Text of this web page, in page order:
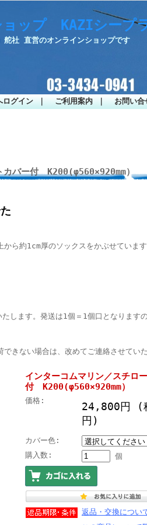
ョップ KAZIシープ
舵社 直営のオンラインショップです
ログイン ご利用案内 お問い合
トカバー付 K200(φ560×920mm
ら約1cm厚のソックスをかぶせています
します。発送は1個＝1個口となります
きない場合は、改めてご連絡させていた
インターコムマリン／スチロ
付 K200(φ560×920mm）
価格: 24,800円 (
円)
カバー色:
購入数:
個
返品・交換につい